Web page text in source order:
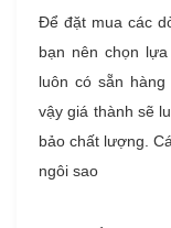
Để đặt mua các
bạn nên chọn
luôn có sẵn
vậy giá thành sẽ
bảo chất lượng.
ngôi sao